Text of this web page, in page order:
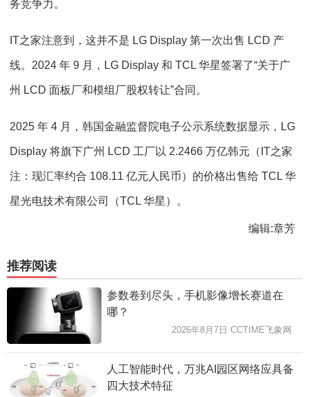
务竞争力。
IT之家注意到，这并不是 LG Display 第一次出售 LCD 产
线。2024 年 9 月，LG Display 和 TCL 华星签署了“关于广
州 LCD 面板厂和模组厂股权转让”合同。
2025 年 4 月，韩国金融监督院电子公示系统数据显示，LG
Display 将旗下广州 LCD 工厂以 2.2466 万亿韩元（IT之家
注：现汇率约合 108.11 亿元人民币）的价格出售给 TCL 华
星光电技术有限公司（TCL 华星）。
编辑:章芳
推荐阅读
参数卷到尽头，手机影像增长赛道在
哪？
2026年8月7日 CCTIME飞象网
人工智能时代，万兆AI园区网络应具备
四大技术特征